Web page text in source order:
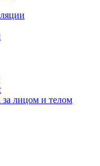
за лицом и телом